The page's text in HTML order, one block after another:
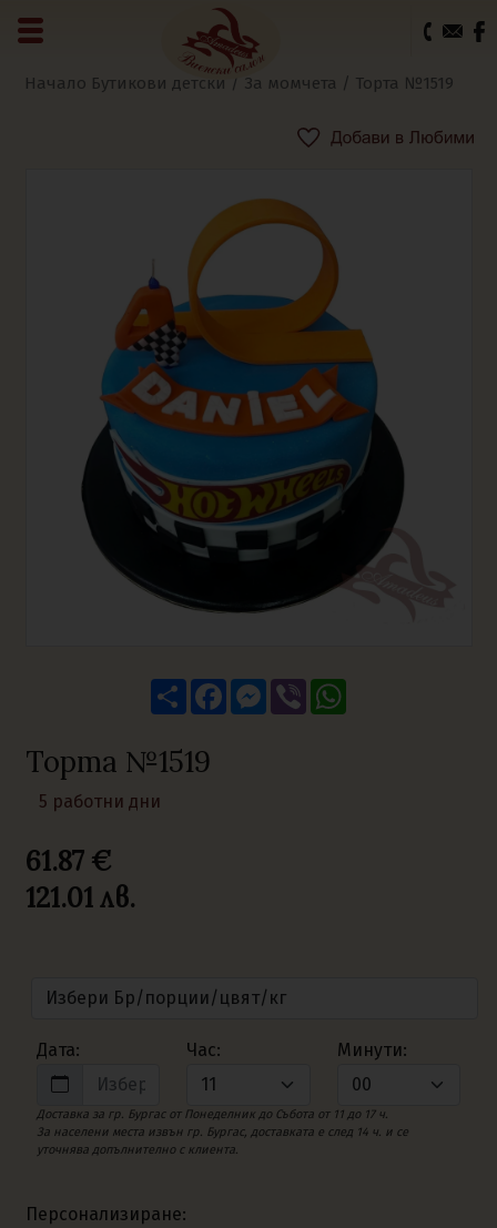
0
Начало Бутикови детски / За момчета / Торта №1519
ShareFacebookMessenger
Viber
Торта №1519
5 работни дни
61.87 €
121.01лв.
Дата: Час: Минути:
Доставка за гр. Бургас от Понеделник до Събота от 11 до 17 ч.
За населени места извън гр. Бургас, доставката е след 14 ч. и се
уточнява допълнително с клиента.
Персонализиране: